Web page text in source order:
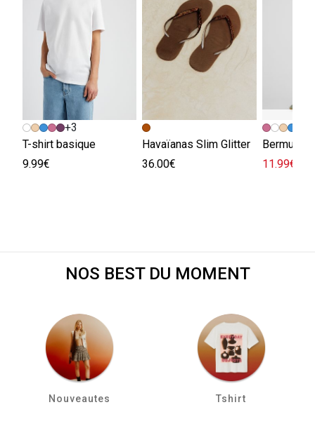
+3
T-shirt basique
9.99€
Havaïanas Slim Glitter
36.00€
Bermuda
11.99€
NOS BEST DU MOMENT
Nouveautes Tshirt